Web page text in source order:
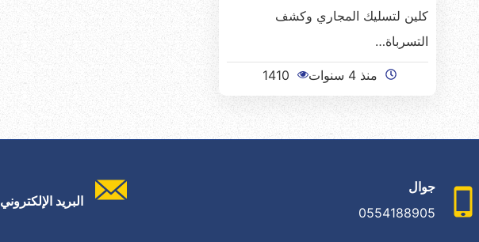
كلين لتسليك المجاري وكشف
التسرباة…
منذ 4 سنوات 1410
جوال
0554188905
البريد الإلكتروني